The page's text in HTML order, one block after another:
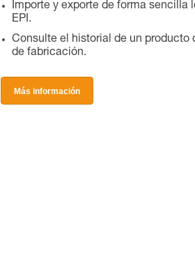
Importe y exporte de forma sencilla
EPI.
Consulte el historial de un producto
de fabricación.
Más información